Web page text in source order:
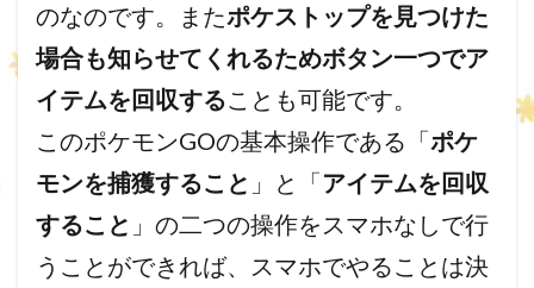
のなのです。またポケストップを見つけた
場合も知らせてくれるためボタン一つでア
イテムを回収することも可能です。
このポケモンGOの基本操作である「ポケ
モンを捕獲すること 」と「アイテムを回収
すること 」の二つの操作をスマホなしで行
うことができれば、スマホでやることは決